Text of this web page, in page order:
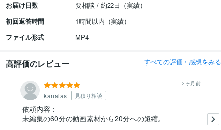
お届け日数
要相談 / 約22日（実績）
初回返答時間
1時間以内（実績）
ファイル形式
MP4
高評価のレビュー すべての評価・感想をみる
kanalas 見積り相談
3ヶ月前
依頼内容：